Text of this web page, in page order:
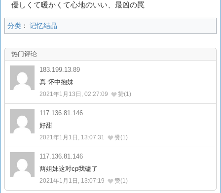
優しくて暖かくて心地のいい、最凶の罠
分类： 记忆结晶
热门评论
183.199.13.89
真 怀中抱妹
2021年1月13日, 02:27:09 赞(1)
117.136.81.146
好甜
2021年1月1日, 13:07:31 赞(1)
117.136.81.146
两姐妹这对cp我磕了
2021年1月1日, 13:07:19 赞(1)